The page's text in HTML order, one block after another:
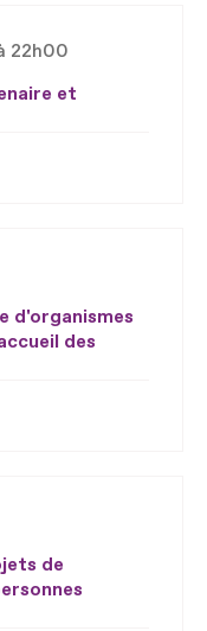
22h00
et
d'organismes
des
de